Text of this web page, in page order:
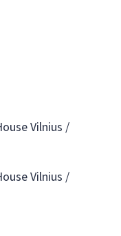
Vilnius /
Vilnius /